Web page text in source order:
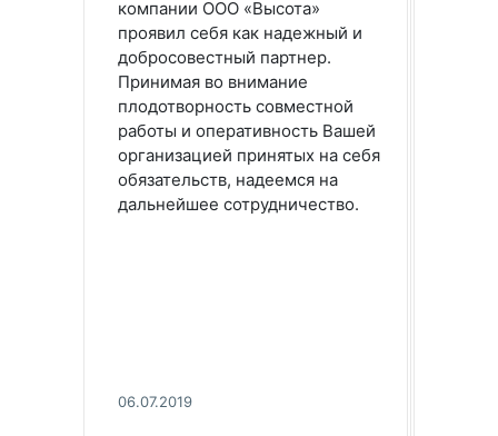
компании ООО «Высота»
проявил себя как надежный и
добросовестный партнер.
Принимая во внимание
плодотворность совместной
работы и оперативность Вашей
организацией принятых на себя
обязательств, надеемся на
дальнейшее сотрудничество.
06.07.2019